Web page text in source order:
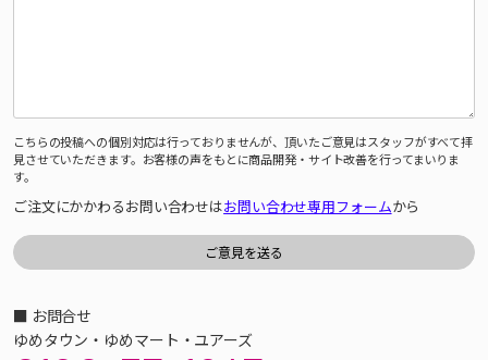
こちらの投稿への個別対応は行っておりませんが、頂いたご意見はスタッフがすべて拝
見させていただきます。お客様の声をもとに商品開発・サイト改善を行ってまいりま
す。
ご注文にかかわるお問い合わせはお問い合わせ専用フォームから
■ お問合せ
ゆめタウン・ゆめマート・ユアーズ